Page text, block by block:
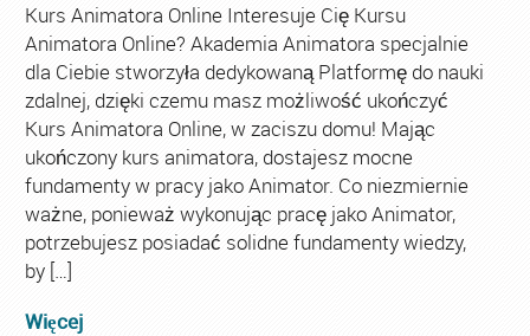
Kurs Animatora Online Interesuje Cię Kursu
Animatora Online? Akademia Animatora specjalnie
dla Ciebie stworzyła dedykowaną Platformę do nauki
zdalnej, dzięki czemu masz możliwość ukończyć
Kurs Animatora Online, w zaciszu domu! Mając
ukończony kurs animatora, dostajesz mocne
fundamenty w pracy jako Animator. Co niezmiernie
ważne, ponieważ wykonując pracę jako Animator,
potrzebujesz posiadać solidne fundamenty wiedzy,
by […]
Więcej